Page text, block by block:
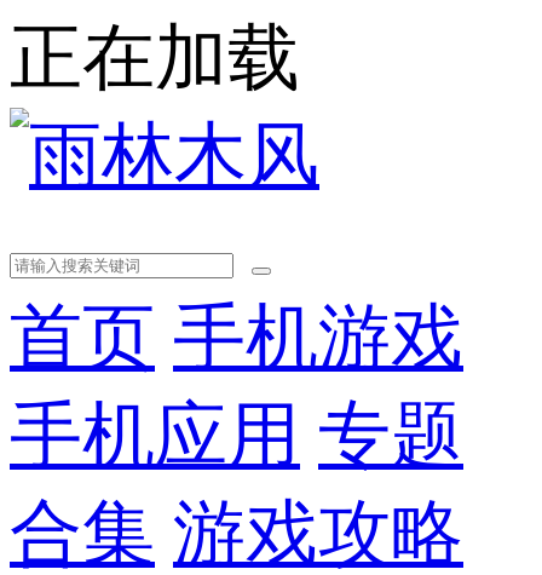
正在加载
首页 手机游戏
手机应用 专题
合集 游戏攻略